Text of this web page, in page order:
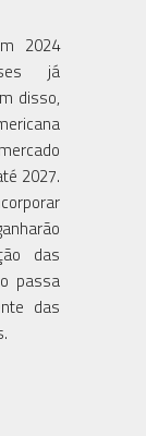
2024
já
disso,
2027.
das
passa
das